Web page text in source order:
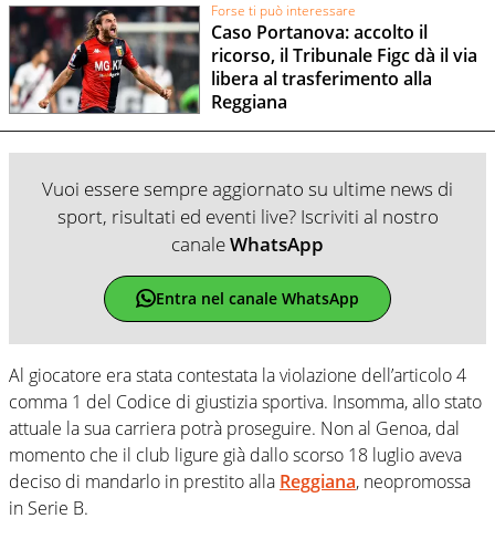
Forse ti può interessare
Caso Portanova: accolto il
ricorso, il Tribunale Figc dà il via
libera al trasferimento alla
Reggiana
Vuoi essere sempre aggiornato su ultime news di
sport, risultati ed eventi live? Iscriviti al nostro
canaleWhatsApp
Entra nel canale WhatsApp
Al giocatore era stata contestata la violazione dell’articolo 4
comma 1 del Codice di giustizia sportiva. Insomma, allo stato
attuale la sua carriera potrà proseguire. Non al Genoa, dal
momento che il club ligure già dallo scorso 18 luglio aveva
deciso di mandarlo in prestito alla Reggiana, neopromossa
in Serie B.